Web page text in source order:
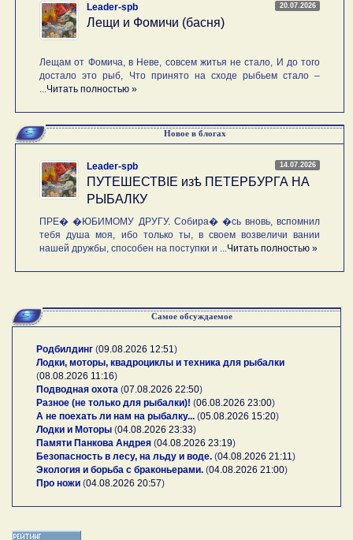
20.07.2026
Leader-spb
Лещи и Фомичи (басня)
Лещам от Фомича, в Неве, совсем житья не стало, И до того
достало это рыб, Что принято на сходе рыбьем стало –
Читать полностью »
Новое в блогах
14.07.2026
Leader-spb
ПУТЕШЕСТВIE изѣ ПЕТЕРБУРГА НА
РЫБАЛКУ
ПРЕ� �ЮБИМОМУ ДРУГУ. Собира� �сь вновь, вспомнил
тебя душа моя, ибо только ты, в своем возвеличи вании
нашей дружбы, способен на поступки и ... Читать полностью »
Самое обсуждаемое
Родбилдинг (09.08.2026 12:51 )
Лодки, моторы, квадроциклы и техника для рыбалки
(08.08.2026 11:16)
Подводная охота (07.08.2026 22:50)
Разное (не только для рыбалки)! (06.08.2026 23:00)
А не поехать ли нам на рыбалку... (05.08.2026 15:20)
Лодки и Моторы (04.08.2026 23:33)
Памяти Панкова Андрея (04.08.2026 23:19)
Безопасность в лесу, на льду и воде. (04.08.2026 21:11 )
Экология и борьба с браконьерами. (04.08.2026 21:00)
Про ножи (04.08.2026 20:57)